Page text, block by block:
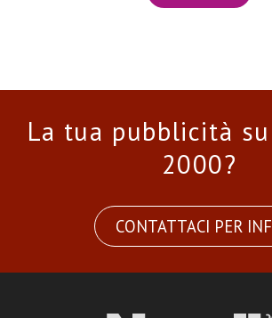
La tua pubblicità
2000?
CONTATTACI PER